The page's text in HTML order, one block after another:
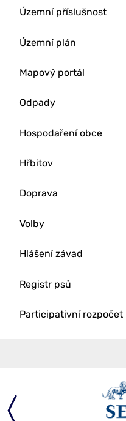
Územní příslušnost
Územní plán
Mapový portál
Odpady
Hospodaření obce
Hřbitov
Doprava
Volby
Hlášení závad
Registr psů
Participativní rozpočet